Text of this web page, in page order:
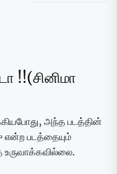
!!(சினிமா
அந்த படத்தின்
என்ற படத்தையும்